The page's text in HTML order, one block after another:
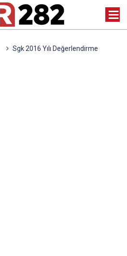
Sgk 2016 Yılı Değerlendirme